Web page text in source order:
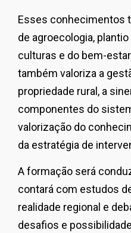
Esses conhecimentos
de agroecologia,
culturas e do bem-
também valoriza a
propriedade rural, a
componentes do
valorização do
da estratégia de
A formação será
contará com estudos
realidade regional e
desafios e